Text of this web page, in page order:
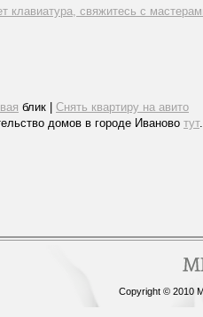
клавиатура, свяжитесь с
блик | Снять квартиру на авито
домов в городе Иваново тут.
Copyright © 2010